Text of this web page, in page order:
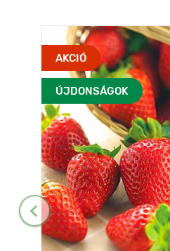
AKCIÓ
ÚJDONSÁGOK